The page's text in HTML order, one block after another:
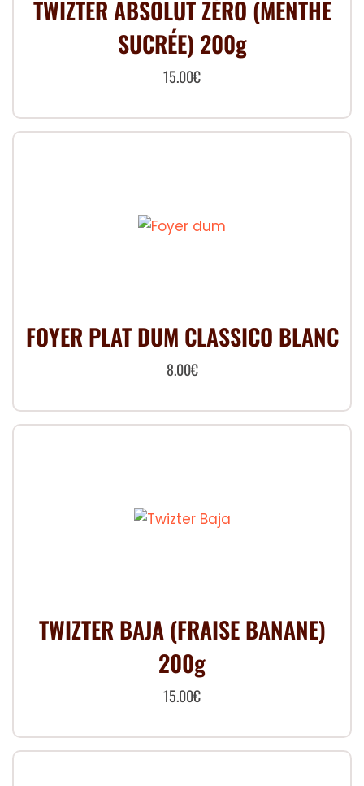
TWIZTER ABSOLUT ZÉRO (MENTHE
SUCRÉE) 200g
15.00€
FOYER PLAT DUM CLASSICO BLANC
8.00€
TWIZTER BAJA (FRAISE BANANE)
200g
15.00€